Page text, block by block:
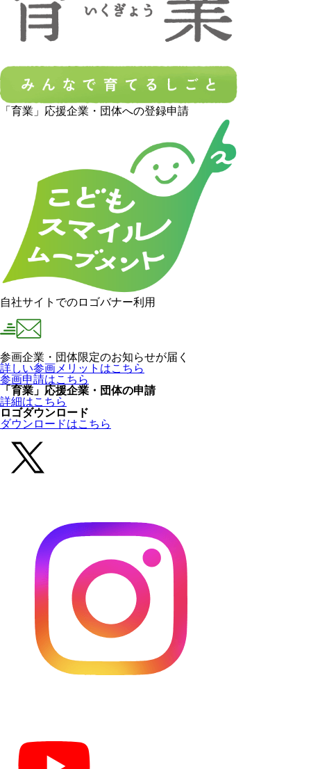
「育業」応援企業・団体への登録申請
自社サイトでのロゴバナー利用
参画企業・団体限定のお知らせが届く
詳しい参画メリットはこちら
参画申請はこちら
「育業」応援企業・団体の申請
詳細はこちら
ロゴダウンロード
ダウンロードはこちら